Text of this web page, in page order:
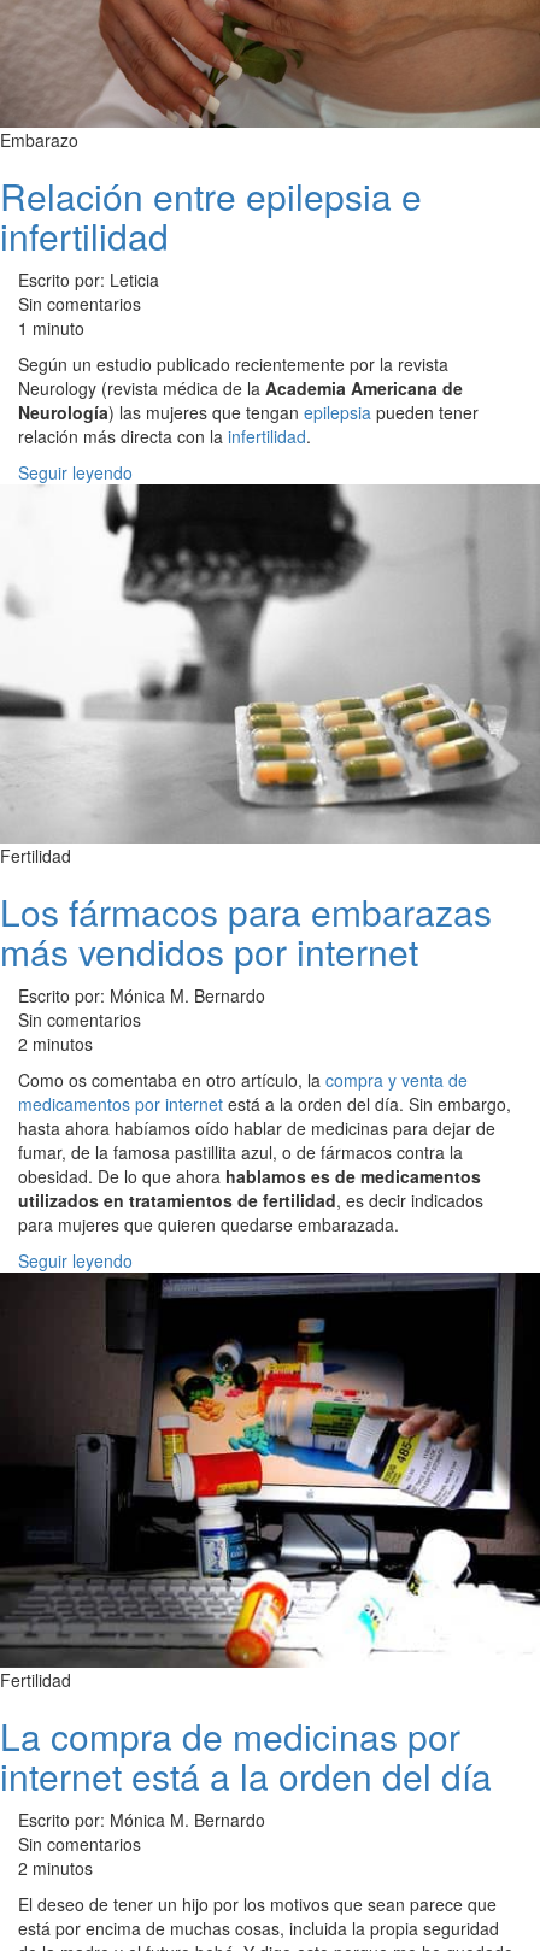
Embarazo
Relación entre epilepsia e
infertilidad
Escrito por: Leticia
Sin comentarios
1 minuto
Según un estudio publicado recientemente por la revista
Neurology (revista médica de la Academia Americana de
Neurología) las mujeres que tengan epilepsia pueden tener
relación más directa con la infertilidad.
Seguir leyendo
Fertilidad
Los fármacos para embarazas
más vendidos por internet
Escrito por: Mónica M. Bernardo
Sin comentarios
2 minutos
Como os comentaba en otro artículo, la compra y venta de
medicamentos por internet está a la orden del día. Sin embargo,
hasta ahora habíamos oído hablar de medicinas para dejar de
fumar, de la famosa pastillita azul, o de fármacos contra la
obesidad. De lo que ahora hablamos es de medicamentos
utilizados en tratamientos de fertilidad, es decir indicados
para mujeres que quieren quedarse embarazada.
Seguir leyendo
Fertilidad
La compra de medicinas por
internet está a la orden del día
Escrito por: Mónica M. Bernardo
Sin comentarios
2 minutos
El deseo de tener un hijo por los motivos que sean parece que
está por encima de muchas cosas, incluida la propia seguridad